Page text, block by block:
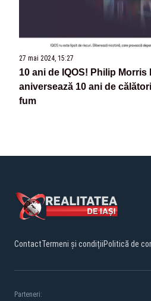
27 mai 2024, 15:27
10 ani de IQOS! Philip Morris
aniversează 10 ani de
fum
ContactTermeni și condițiiPolitică de
Parteneri: